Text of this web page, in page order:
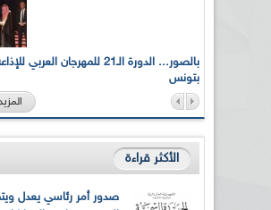
بالصور... الدورة الـ21 للمهرجان
بتونس
الأكثر قراءة
صدور أمر رئاسي يعدل